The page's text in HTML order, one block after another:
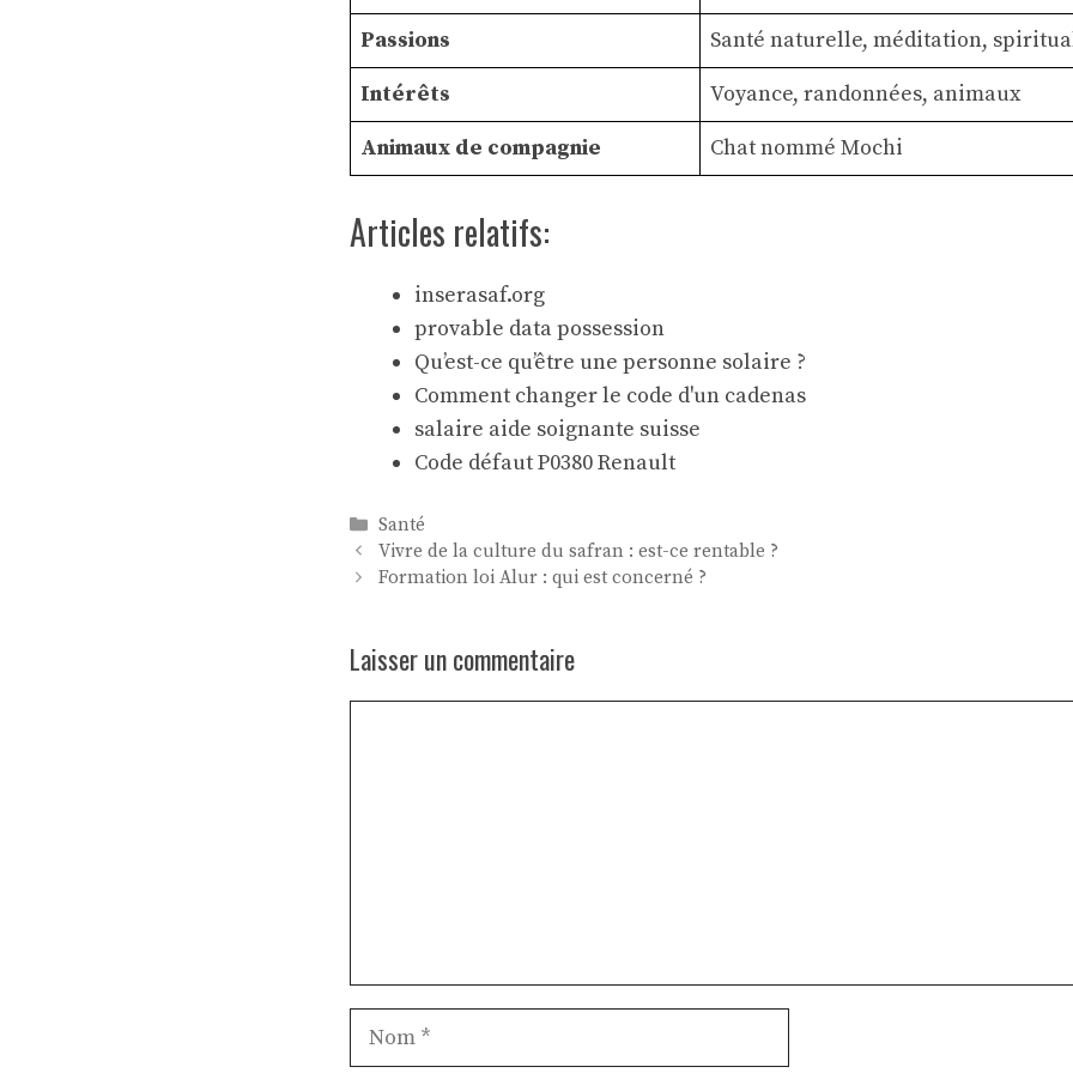
Passions
Santé naturelle, méditation,
Intérêts
Voyance, randonnées, animaux
Animaux de compagnie
Chat nommé Mochi
Articles relatifs:
inserasaf.org
provable data possession
Qu’est-ce qu’être une personne solaire ?
Comment changer le code d'un cadenas
salaire aide soignante suisse
Code défaut P0380 Renault
Catégories
Santé
Vivre de la culture du safran : est-ce rentable ?
Formation loi Alur : qui est concerné ?
Laisser un commentaire
Nom